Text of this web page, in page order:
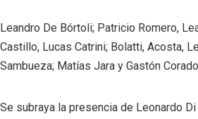
Leandro De Bórtoli; Patricio Romero,
Castillo, Lucas Catrini; Bolatti, Acosta,
Sambueza; Matías Jara y Gastón Corado
Se subraya la presencia de Leonardo